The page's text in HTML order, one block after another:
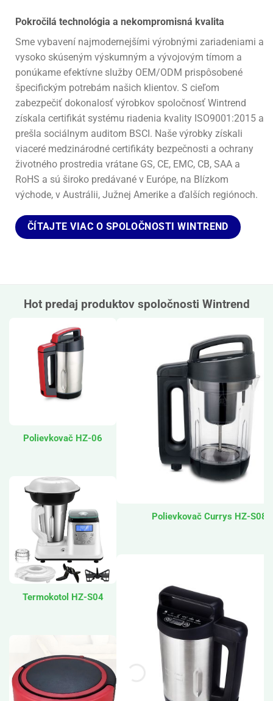
Pokročilá technológia a nekompromisná kvalita
Sme vybavení najmodernejšími výrobnými zariadeniami a
vysoko skúseným výskumným a vývojovým tímom a
ponúkame efektívne služby OEM/ODM prispôsobené
špecifickým potrebám našich klientov. S cieľom
zabezpečiť dokonalosť výrobkov spoločnosť Wintrend
získala certifikát systému riadenia kvality ISO9001:2015 a
prešla sociálnym auditom BSCI. Naše výrobky získali
viaceré medzinárodné certifikáty bezpečnosti a ochrany
životného prostredia vrátane GS, CE, EMC, CB, SAA a
RoHS a sú široko predávané v Európe, na Blízkom
východe, v Austrálii, Južnej Amerike a ďalších regiónoch.
ČÍTAJTE VIAC O SPOLOČNOSTI WINTREND
Hot predaj produktov spoločnosti Wintrend
Polievkovač HZ-06
Termokotol HZ-S04
Polievkovač Currys HZ-S08